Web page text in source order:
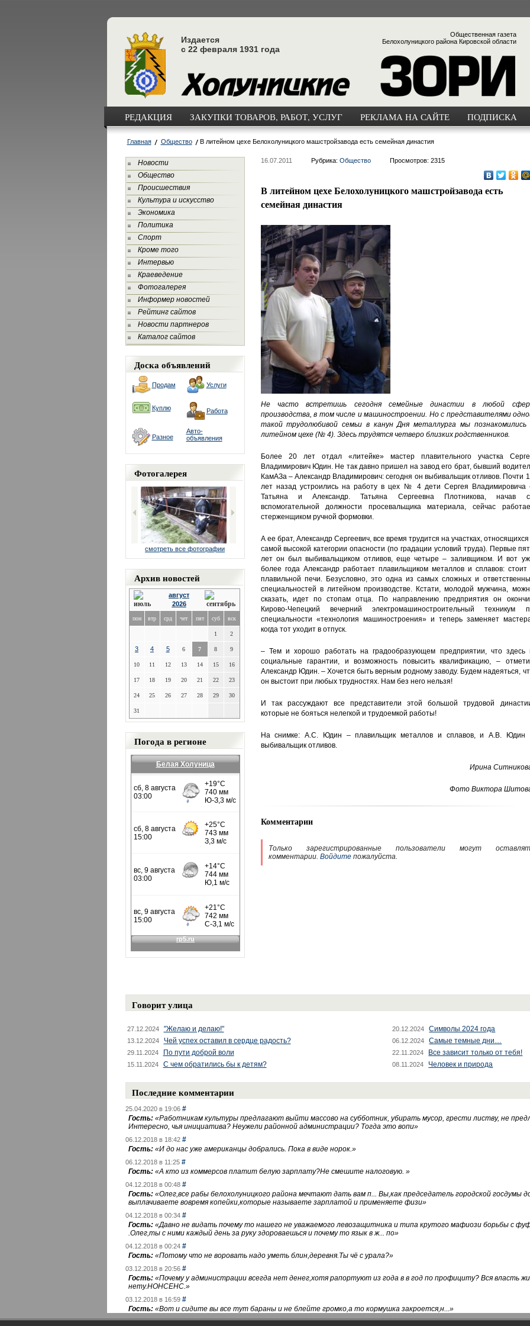
Издается
с 22 февраля 1931 года
Общественная газета
Белохолуницкого района Кировской области
РЕДАКЦИЯ ЗАКУПКИ ТОВАРОВ, РАБОТ, УСЛУГ РЕКЛАМА НА САЙТЕ ПОДПИСКА
Главная Общество В литейном цехе Белохолуницкого машстройзавода есть семейная династия
Новости
Общество
Происшествия
Культура и искусство
Экономика
Политика
Спорт
Кроме того
Интервью
Краеведение
Фотогалерея
Информер новостей
Рейтинг сайтов
Новости партнеров
Каталог сайтов
Доска объявлений
Продам Услуги
Куплю Работа
Разное
Авто-
объявления
Фотогалерея
смотреть все фотографии
Архив новостей
август
2026
пон втр срд чет пят суб вск
1 2
3 4 5 6 7 8 9
10 11 12 13 14 15 16
17 18 19 20 21 22 23
24 25 26 27 28 29 30
31
Погода в регионе
Белая Холуница
16.07.2011 Рубрика: Общество Просмотров: 2315
В литейном цехе Белохолуницкого машстройзавода есть
семейная династия
Не часто встретишь сегодня семейные династии в любой
производства, в том числе и машиностроении. Но с представителями
такой трудолюбивой семьи в канун Дня металлурга мы познакомились
литейном цехе (№ 4). Здесь трудятся четверо близких родственников.
Более 20 лет отдал «литейке» мастер плавительного участка
Владимирович Юдин. Не так давно пришел на завод его брат, бывший
КамАЗа – Александр Владимирович: сегодня он выбивальщик отливов. Почти
лет назад устроились на работу в цех № 4 дети Сергея Владимировича
Татьяна и Александр. Татьяна Сергеевна Плотникова, начав
вспомогательной должности просевальщика материала, сейчас
стерженщиком ручной формовки.
А ее брат, Александр Сергеевич, все время трудится на участках, относящихся
самой высокой категории опасности (по градации условий труда). Первые
лет он был выбивальщиком отливов, еще четыре – заливщиком. И вот
более года Александр работает плавильщиком металлов и сплавов: стоит
плавильной печи. Безусловно, это одна из самых сложных и
специальностей в литейном производстве. Кстати, молодой мужчина,
сказать, идет по стопам отца. По направлению предприятия он
Кирово-Чепецкий вечерний электромашиностроительный техникум
специальности «технология машиностроения» и теперь заменяет
когда тот уходит в отпуск.
– Тем и хорошо работать на градообразующем предприятии, что здесь
социальные гарантии, и возможность повысить квалификацию, –
Александр Юдин. – Хочется быть верным родному заводу. Будем надеяться,
он выстоит при любых трудностях. Нам без него нельзя!
И так рассуждают все представители этой большой трудовой
которые не бояться нелегкой и трудоемкой работы!
На снимке: А.С. Юдин – плавильщик металлов и сплавов, и А.В. Юдин
выбивальщик отливов.
Ирина
Фото Виктора
Комментарии
Только зарегистрированные пользователи могут
комментарии. Войдитепожалуйста.
Говорит улица
27.12.2024 "Желаю и делаю!" 20.12.2024 Символы 2024 года
13.12.2024 Чей успех оставил в сердце радость? 06.12.2024 Самые темные дни…
29.11.2024 По пути доброй воли 22.11.2024 Все зависит только от тебя!
15.11.2024 С чем обратились бы к детям? 08.11.2024 Человек и природа
Последние комментарии
25.04.2020 в 19:06 #
Гость: «Работникам культуры предлагают выйти массово на субботник, убирать мусор, грести листву, не
Интересно, чья инициатива? Неужели районной администрации? Тогда это вопи»
06.12.2018 в 18:42 #
Гость: «И до нас уже американцы добрались. Пока в виде норок.»
06.12.2018 в 11:25 #
Гость: «А кто из коммерсов платит белую зарплату?Не смешите налоговую. »
04.12.2018 в 00:48 #
Гость: «Олег,все рабы белохолуницкого района мечтают дать вам п... Вы,как председатель городской госдумы
выплачиваете вовремя копейки,которые называете зарплатой и применяете физи»
04.12.2018 в 00:34 #
Гость: «Давно не видать почему то нашего не уважаемого левозащитника и типа крутого мафиози борьбы с
.Олег,ты с ними каждый день за руку здороваешься и почему то язык в ж... по»
04.12.2018 в 00:24 #
Гость: «Потому что не воровать надо уметь блин,деревня.Ты чё с урала?»
03.12.2018 в 20:56 #
Гость: «Почему у администрации всегда нет денег,хотя рапортуют из года в в год по профициту? Вся власть
нету.НОНСЕНС.»
03.12.2018 в 16:59 #
Гость: «Вот и сидите вы все тут бараны и не блейте громко,а то кормушка закроется,н...»